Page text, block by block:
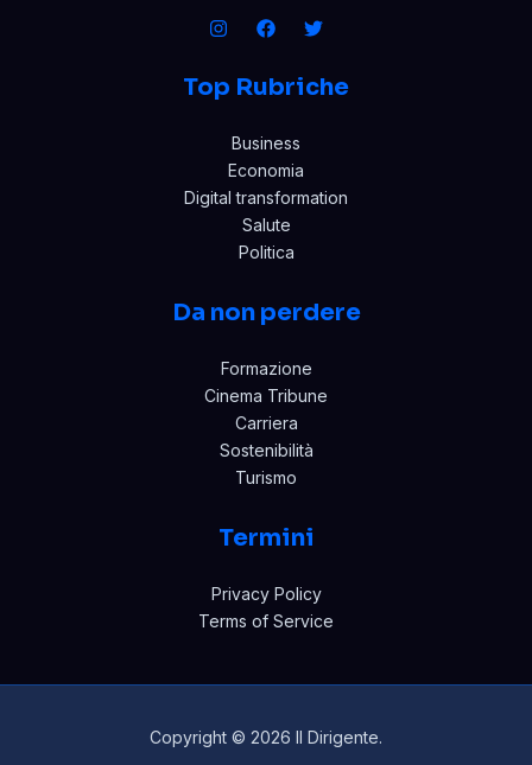
Top Rubriche
Business
Economia
Digital transformation
Salute
Politica
Da non perdere
Formazione
Cinema Tribune
Carriera
Sostenibilità
Turismo
Termini
Privacy Policy
Terms of Service
Copyright © 2026 Il Dirigente.